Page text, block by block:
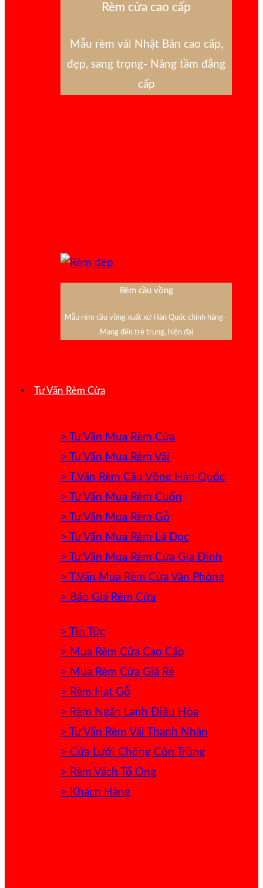
Rèm cửa cao cấp
Mẫu rèm vải Nhật Bản cao cấp,
đẹp, sang trọng- Nâng tầm đẳng
cấp
Rèm cầu vồng
Mẫu rèm cầu vồng xuất xứ Hàn Quốc chính hãng -
Mang đến trẻ trung, hiện đại
Tư Vấn Rèm Cửa
> Tư Vấn Mua Rèm Cửa
> Tư Vấn Mua Rèm Vải
> T.Vấn Rèm Cầu Vồng Hàn Quốc
> Tư Vấn Mua Rèm Cuốn
> Tư Vấn Mua Rèm Gỗ
> Tư Vấn Mua Rèm Lá Dọc
> Tư Vấn Mua Rèm Cửa Gia Đình
> T.Vấn Mua Rèm Cửa Văn Phòng
> Báo Giá Rèm Cửa
> Tin Tức
> Mua Rèm Cửa Cao Cấp
> Mua Rèm Cửa Giá Rẻ
> Rèm Hạt Gỗ
> Rèm Ngăn Lạnh Điều Hòa
> Tư Vấn Rèm Vải Thanh Nhàn
> Cửa Lưới Chống Côn Trùng
> Rèm Vách Tổ Ong
> Khách Hàng